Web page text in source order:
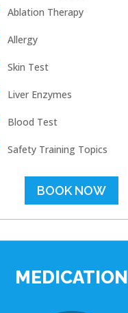
Ablation Therapy
Allergy
Skin Test
Liver Enzymes
Blood Test
Safety Training Topics
BOOK NOW
MEDICATION